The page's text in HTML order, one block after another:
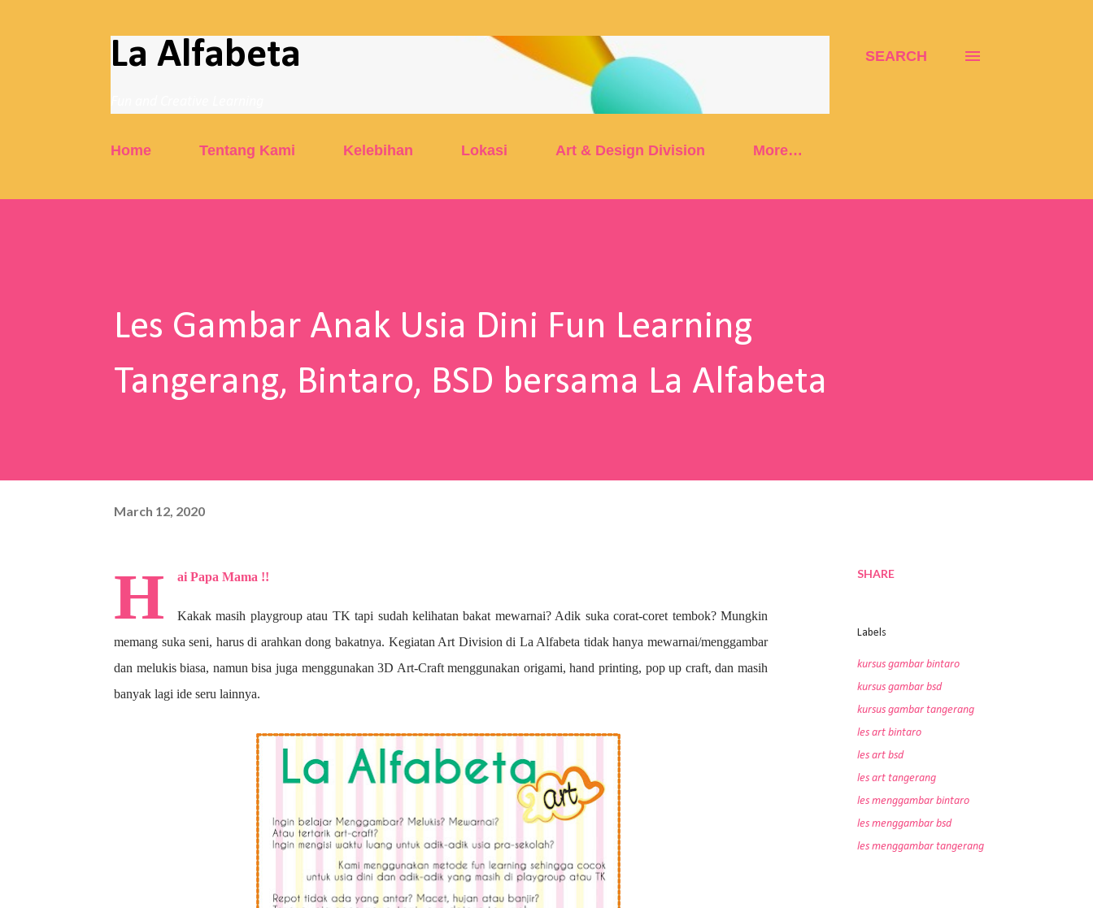
La Alfabeta SEARCH
Home Tentang Kami Kelebihan Lokasi Art & Design Division More…
Les Gambar Anak Usia Dini Fun Learning
Tangerang, Bintaro, BSD bersama La Alfabeta
March 12, 2020
H ai Papa Mama !!
Kakak masih playgroup atau TK tapi sudah kelihatan bakat mewarnai? Adik suka corat-coret tembok? Mungkin
memang suka seni, harus di arahkan dong bakatnya. Kegiatan Art Division di La Alfabeta tidak hanya mewarnai/menggambar
dan melukis biasa, namun bisa juga menggunakan 3D Art-Craft menggunakan origami, hand printing, pop up craft, dan masih
banyak lagi ide seru lainnya.
SHARE
Labels
kursus gambar bintaro
kursus gambar bsd
kursus gambar tangerang
les art bintaro
les art bsd
les art tangerang
les menggambar bintaro
les menggambar bsd
les menggambar tangerang